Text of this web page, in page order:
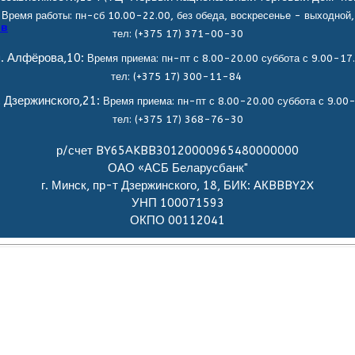
Время работы: пн-сб 10.00-22.00, без обеда, воскресенье - выходной,
тел: (+375 17) 371-00-30
Алфёрова,10: Время приема: пн-пт с 8.00-20.00 суббота с 9.00-
тел: (+375 17) 300-11-84
Время приема: пн-пт с 8.00-20.00 суббота с
тел: (+375 17) 368-76-30
р/счет BY65AKBB30120000965480000000
ОАО «АСБ Беларусбанк"
г. Минск, пр-т Дзержинского, 18, БИК: АКBBBY2X
УНП 100071593
ОКПО 00112041